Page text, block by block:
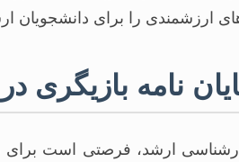
ارزشمندی را برای دانشجویان
نامه بازیگری
ارشد، فرصتی است برای